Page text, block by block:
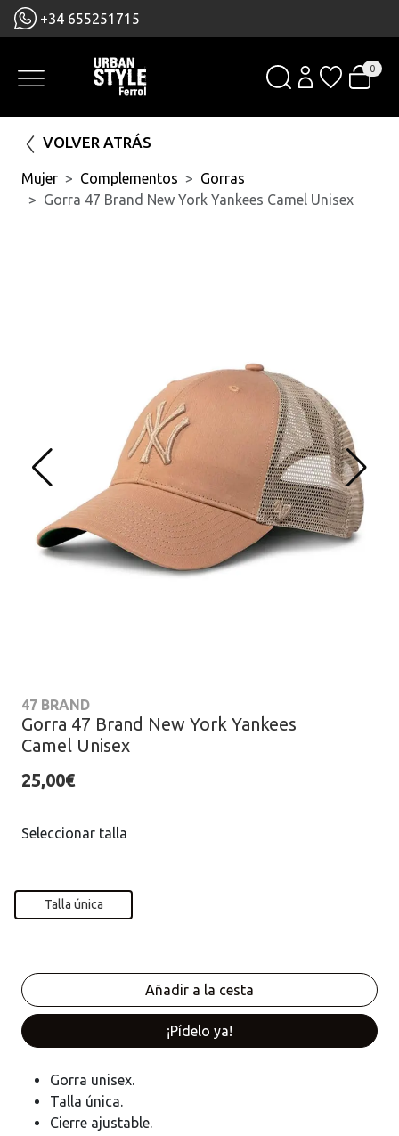
+34 655251715
0
VOLVER ATRÁS
Mujer Complementos
Gorras
Gorra 47 Brand New York Yankees Camel Unisex
47 BRAND
Gorra 47 Brand New York Yankees
Camel Unisex
25,00€
Seleccionar talla
Talla única
¡Pídelo ya!
Gorra unisex.
Talla única.
Cierre ajustable.